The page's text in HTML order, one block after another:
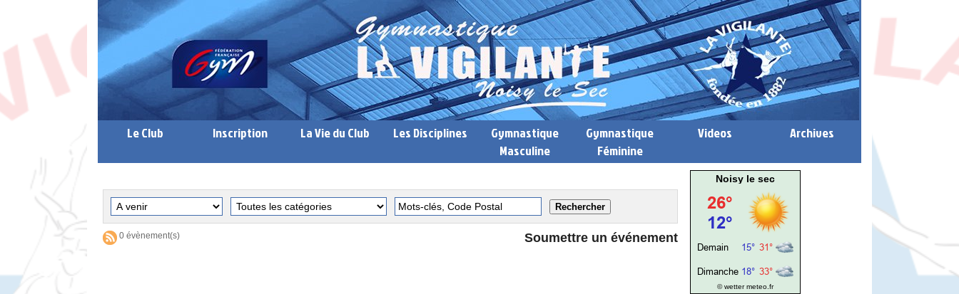
Le Club Inscription La Vie du Club Les Disciplines
Gymnastique
Masculine
Gymnastique
Féminine
Videos Archives
0 évènement(s) Soumettre un événement
Noisy le sec
© wetter meteo.fr